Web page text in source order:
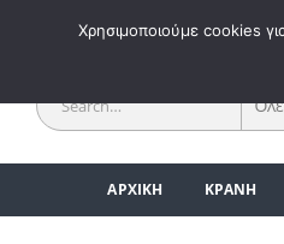
ΑΡΧΙΚΗ ΚΡΑΝΗ
Χρησιμοποιούμε cookies